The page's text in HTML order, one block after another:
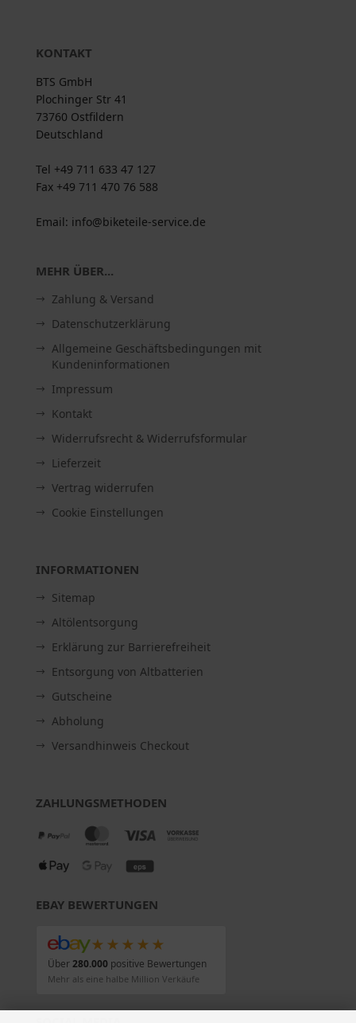
KONTAKT
BTS GmbH
Plochinger Str 41
73760 Ostfildern
Deutschland
Tel +49 711 633 47 127
Fax +49 711 470 76 588
Email: info@biketeile-service.de
MEHR ÜBER...
Zahlung & Versand
Datenschutzerklärung
Allgemeine Geschäftsbedingungen mit
Kundeninformationen
Impressum
Kontakt
Widerrufsrecht & Widerrufsformular
Lieferzeit
Vertrag widerrufen
Cookie Einstellungen
INFORMATIONEN
Sitemap
Altölentsorgung
Erklärung zur Barrierefreiheit
Entsorgung von Altbatterien
Gutscheine
Abholung
Versandhinweis Checkout
ZAHLUNGSMETHODEN
EBAY BEWERTUNGEN
★★★★★
Über280.000positive Bewertungen
Mehr als eine halbe Million Verkäufe